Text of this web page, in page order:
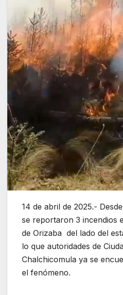
14 de abril de 2025.-
se reportaron 3 incendios
de Orizaba del lado del
lo que autoridades de
Chalchicomula ya se
el fenómeno.